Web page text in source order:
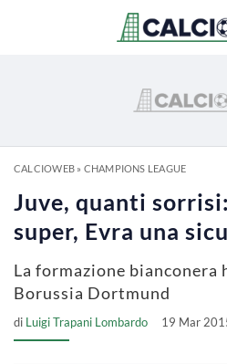
CALCIOWEB» CHAMPIONS LEAGUE
Juve, quanti
super, Evra una
La formazione bianconera
Borussia Dortmund
di Luigi Trapani Lombardo 19 Mar